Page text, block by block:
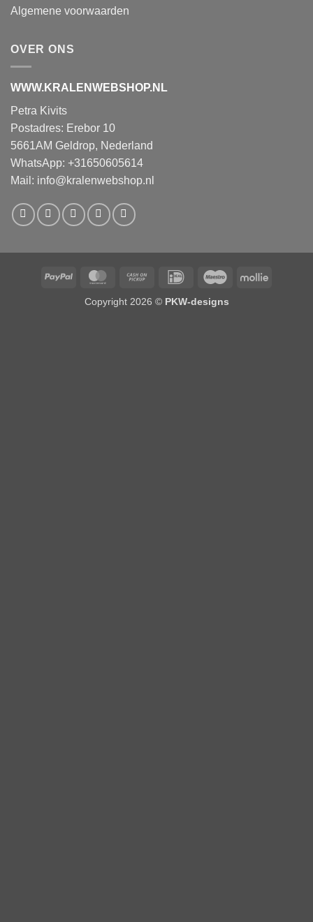
Algemene voorwaarden
OVER ONS
WWW.KRALENWEBSHOP.NL
Petra Kivits
Postadres: Erebor 10
5661AM Geldrop, Nederland
WhatsApp: +31650605614
Mail: info@kralenwebshop.nl
PayPal MasterCardCash
Pickup
IDeal Maestro Mollie
Copyright 2026 © PKW-designs